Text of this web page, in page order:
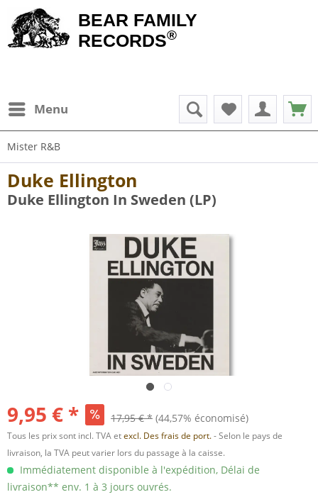
BEAR FAMILY
RECORDS®
Menu
Mister R&B
Duke Ellington
Duke Ellington In Sweden (LP)
9,95 € * 17,95 € * (44,57% économisé)
Tous les prix sont incl. TVA etexcl. Des frais de port.- Selon le pays de
livraison, la TVA peut varier lors du passage à la caisse.
Immédiatement disponible à l'expédition, Délai de
livraison** env. 1 à 3 jours ouvrés.